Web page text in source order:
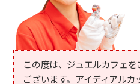
この度は、ジュエルカフェ
ございます。アイディアル